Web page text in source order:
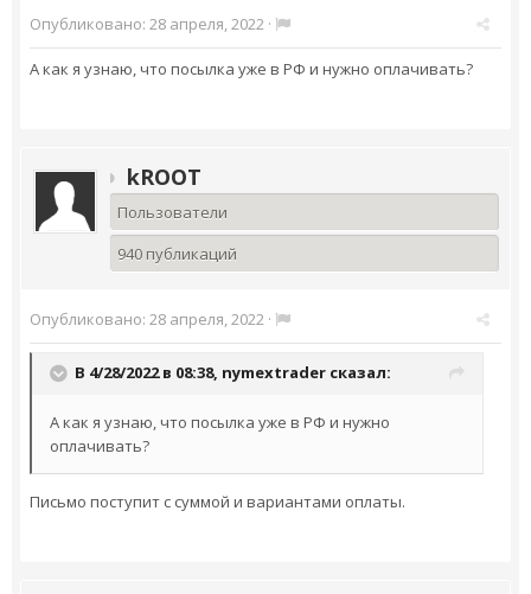
Опубликовано: 28 апреля, 2022 ·
А как я узнаю, что посылка уже в РФ и нужно оплачивать?
kROOT
Пользователи
940 публикаций
Опубликовано: 28 апреля, 2022 ·
В 4/28/2022 в 08:38, nymextrader сказал:
А как я узнаю, что посылка уже в РФ и нужно
оплачивать?
Письмо поступит с суммой и вариантами оплаты.